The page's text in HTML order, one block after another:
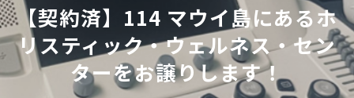
【契約済】114 マウイ島にあるホ
リスティック・ウェルネス・セン
ターをお譲りします！